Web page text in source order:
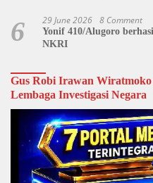
6 29 June 2026 8 Comment
Yonif 410/Alugoro
NKRI
Gus Robi Irawan
Lembaga Investigasi Negara
Video
Player